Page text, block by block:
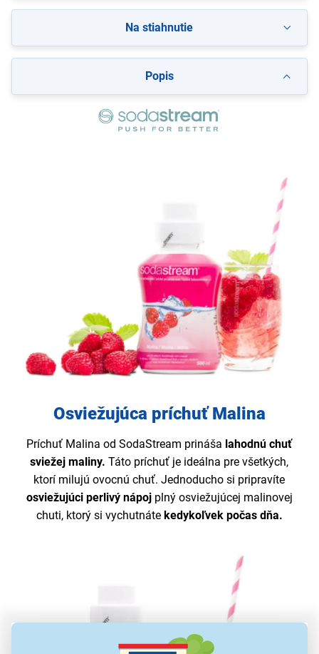
Popis
Osviežujúca príchuť Malina
Príchuť Malina od SodaStream prináša lahodnú chuť
sviežej maliny. Táto príchuť je ideálna pre všetkých,
ktorí milujú ovocnú chuť. Jednoducho si pripravíte
osviežujúci perlivý nápoj plný osviežujúcej malinovej
chuti, ktorý si vychutnáte kedykoľvek počas dňa.
Na stiahnutie